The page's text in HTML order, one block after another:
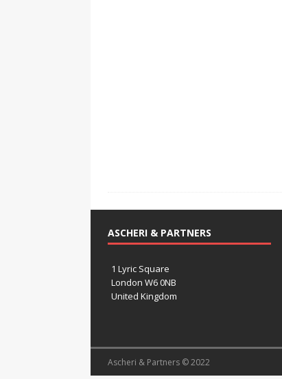
ASCHERI & PARTNERS
1 Lyric Square
London W6 0NB
United Kingdom
Ascheri & Partners © 2022